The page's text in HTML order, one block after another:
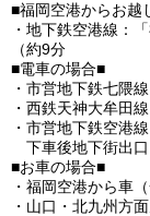
■福岡空港からお越
・地下鉄空港線：
（約9分
■電車の場合■
・市営地下鉄七隈
・西鉄天神大牟田
・市営地下鉄空港
下車後地下街出
■お車の場合■
・福岡空港から車
・山口・北九州方